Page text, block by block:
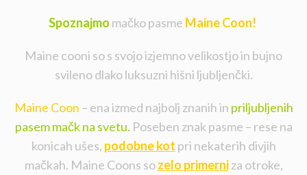
Spoznajmo mačko pasme Maine Coon!
Maine cooni so s svojo izjemno velikostjo in bujno
svileno dlako luksuzni hišni ljubljenčki.
Maine Coon – ena izmed najbolj znanih in priljubljenih
pasem mačk na svetu. Poseben znak pasme – rese na
konicah ušes, podobne kot pri nekaterih divjih
mačkah. Maine Coons sozelo primerniza otroke,